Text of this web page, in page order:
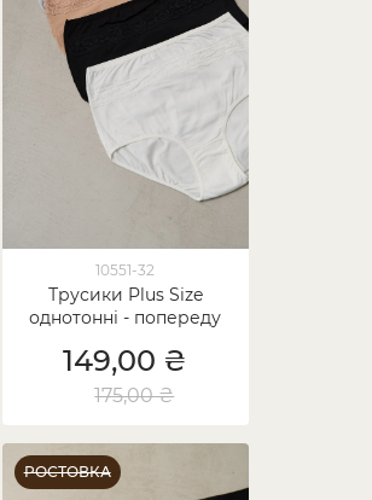
10551-32
Трусики Plus Size
однотонні - попереду
149,00 ₴
175,00 ₴
РОСТОВКА